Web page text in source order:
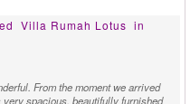
Villa Rumah Lotus in
From the moment we arrived
spacious, beautifully furnished